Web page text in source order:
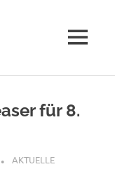
MENÜ
für 8.
AKTUELLE